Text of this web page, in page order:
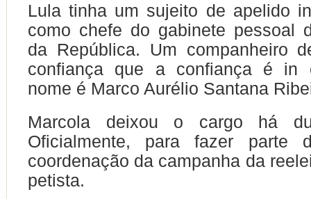
Lula tinha um sujeito de apelido
como chefe do gabinete pessoal
da República. Um companheiro
confiança que a confiança é in
nome é Marco Aurélio Santana
Marcola deixou o cargo há
Oficialmente, para fazer parte
coordenação da campanha da
petista.